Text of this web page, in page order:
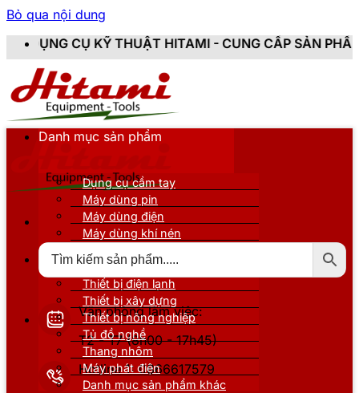
Bỏ qua nội dung
HITAMI - CUNG CẤP SẢN PHẨM CHÍNH HÃNG,
Văn phòng làm việc:
T2 - T7 (8h00 - 17h45)
Hotline 1: 0866617579
Danh mục sản phẩm
Dụng cụ cầm tay
Máy dùng pin
Máy dùng điện
Máy dùng khí nén
Thiết bị nâng đỡ
Thiết bị điện lạnh
Thiết bị xây dựng
Thiết bị nông nghiệp
Tủ đồ nghề
Thang nhôm
Máy phát điện
Danh mục sản phẩm khác